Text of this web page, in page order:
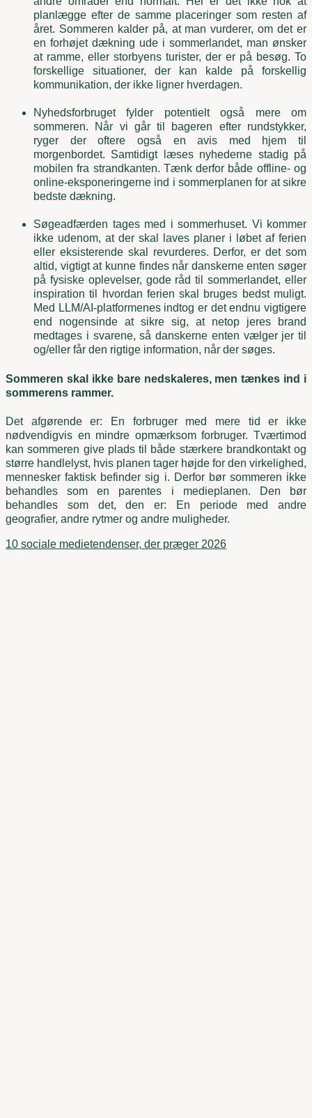
planlægge efter de samme placeringer som resten af
året. Sommeren kalder på, at man vurderer, om det er
en forhøjet dækning ude i sommerlandet, man ønsker
at ramme, eller storbyens turister, der er på besøg. To
forskellige situationer, der kan kalde på forskellig
kommunikation, der ikke ligner hverdagen.
Nyhedsforbruget fylder potentielt også mere om
sommeren. Når vi går til bageren efter rundstykker,
ryger der oftere også en avis med hjem til
morgenbordet. Samtidigt læses nyhederne stadig på
mobilen fra strandkanten. Tænk derfor både offline- og
online-eksponeringerne ind i sommerplanen for at sikre
bedste dækning.
Søgeadfærden tages med i sommerhuset. Vi kommer
ikke udenom, at der skal laves planer i løbet af ferien
eller eksisterende skal revurderes. Derfor, er det som
altid, vigtigt at kunne findes når danskerne enten søger
på fysiske oplevelser, gode råd til sommerlandet, eller
inspiration til hvordan ferien skal bruges bedst muligt.
Med LLM/AI-platformenes indtog er det endnu vigtigere
end nogensinde at sikre sig, at netop jeres brand
medtages i svarene, så danskerne enten vælger jer til
og/eller får den rigtige information, når der søges.
Sommeren skal ikke bare nedskaleres, men tænkes ind i
sommerens rammer.
Det afgørende er: En forbruger med mere tid er ikke
nødvendigvis en mindre opmærksom forbruger. Tværtimod
kan sommeren give plads til både stærkere brandkontakt og
større handlelyst, hvis planen tager højde for den virkelighed,
mennesker faktisk befinder sig i. Derfor bør sommeren ikke
behandles som en parentes i medieplanen. Den bør
behandles som det, den er: En periode med andre
geografier, andre rytmer og andre muligheder.
10 sociale medietendenser, der præger 2026